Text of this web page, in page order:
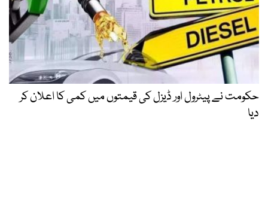
حکومت نے پیٹرول اور ڈیزل کی قیمتوں میں کمی کا اعلان کر
دیا